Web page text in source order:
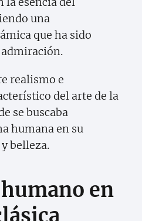
una
que ha sido
realismo e
del arte de la
se buscaba
humana en su
belleza.
en